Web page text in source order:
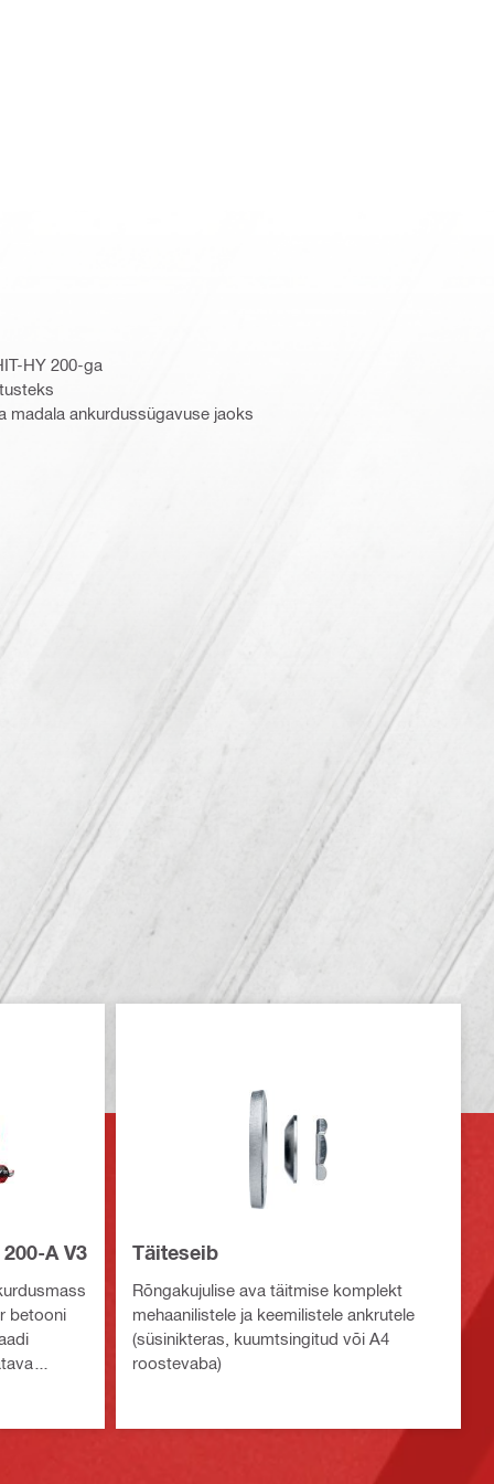
HY 200-ga
madala ankurdussügavuse jaoks
A V3
betooni
Täiteseib
Rõngakujulise ava täitmise komplekt
mehaanilistele ja keemilistele ankrutele
(süsinikteras, kuumtsingitud või A4
roostevaba)